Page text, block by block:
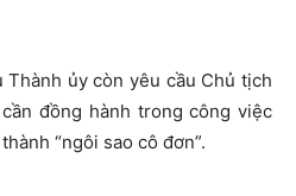
ủy còn yêu cầu Chủ tịch
đồng hành trong công việc
“ngôi sao cô đơn”.